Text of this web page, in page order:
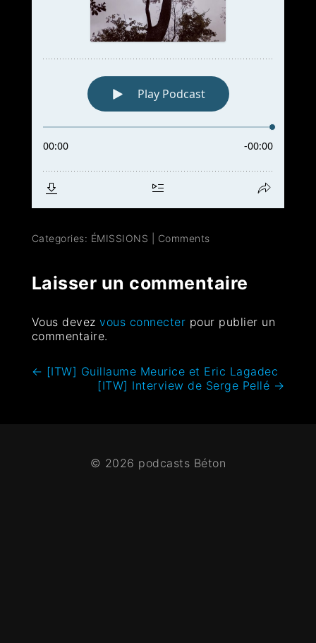
Categories: ÉMISSIONS Comments
Laisser un commentaire
Vous devezvous connecter pour publier un
commentaire.
← [ITW] Guillaume Meurice et Eric Lagadec
[ITW] Interview de Serge Pellé →
© 2026 podcasts Béton